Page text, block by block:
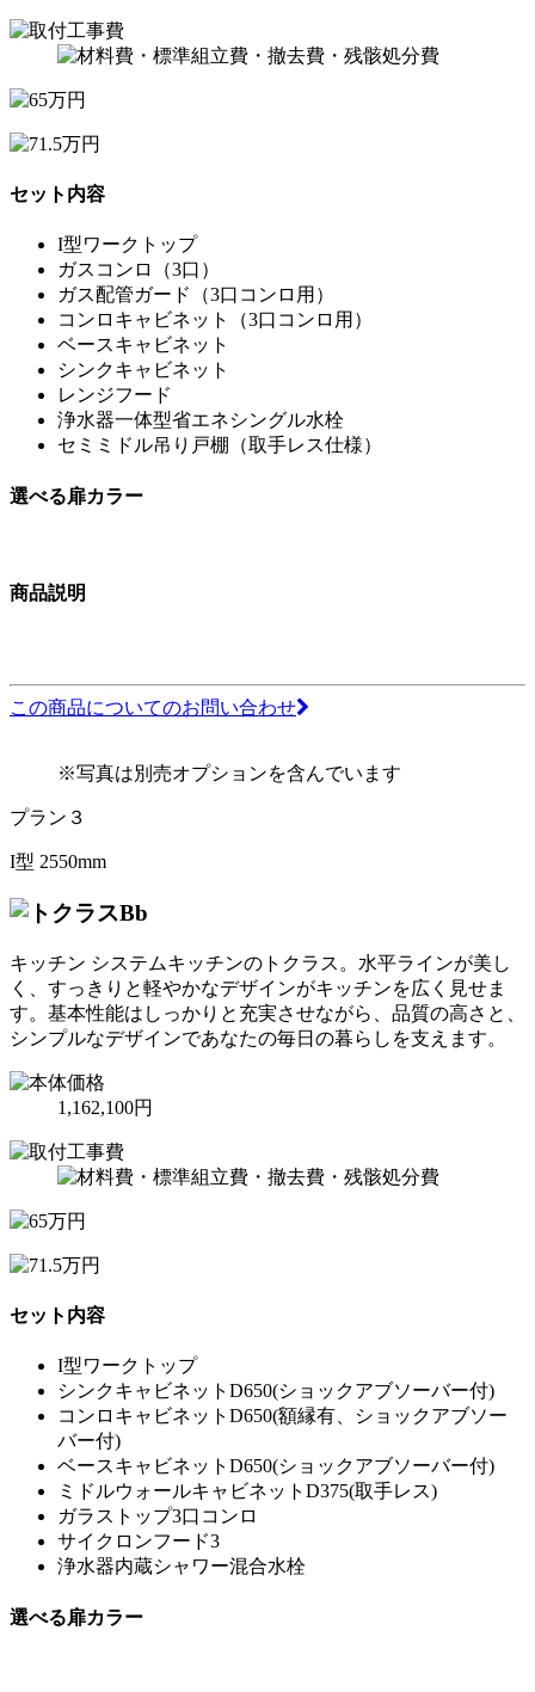
セット内容
I型ワークトップ
ガスコンロ（3口）
ガス配管ガード（3口コンロ用）
コンロキャビネット（3口コンロ用）
ベースキャビネット
シンクキャビネット
レンジフード
浄水器一体型省エネシングル水栓
セミミドル吊り戸棚（取手レス仕様）
選べる扉カラー
商品説明
この商品についてのお問い合わせ
※写真は別売オプションを含んでいます
プラン３
I型 2550mm
Bb
キッチン システムキッチンのトクラス。水平ラインが美し
く、すっきりと軽やかなデザインがキッチンを広く見せま
す。基本性能はしっかりと充実させながら、品質の高さと、
シンプルなデザインであなたの毎日の暮らしを支えます。
1,162,100円
セット内容
I型ワークトップ
シンクキャビネットD650(ショックアブソーバー付)
コンロキャビネットD650(額縁有、ショックアブソー
バー付)
ベースキャビネットD650(ショックアブソーバー付)
ミドルウォールキャビネットD375(取手レス)
ガラストップ3口コンロ
サイクロンフード3
浄水器内蔵シャワー混合水栓
選べる扉カラー